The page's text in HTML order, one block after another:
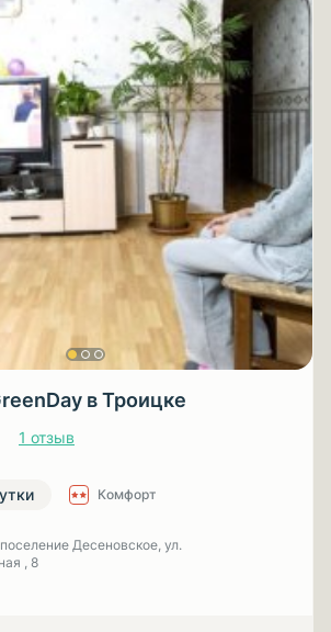
в Троицке
1 отзыв
Комфорт
Десеновское, ул.
, 8